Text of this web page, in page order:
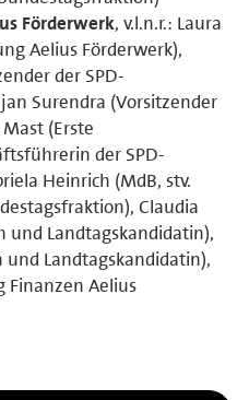
Förderwerk, v.l.n.r.: Laura
Aelius Förderwerk),
der SPD-
Surendra (Vorsitzender
(Erste
der SPD-
Heinrich (MdB, stv.
Claudia
und Landtagskandidatin),
Landtagskandidatin),
Finanzen Aelius